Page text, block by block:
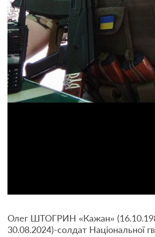
Олег ШТОГРИН «Кажан»
30.08.2024)-солдат Національної